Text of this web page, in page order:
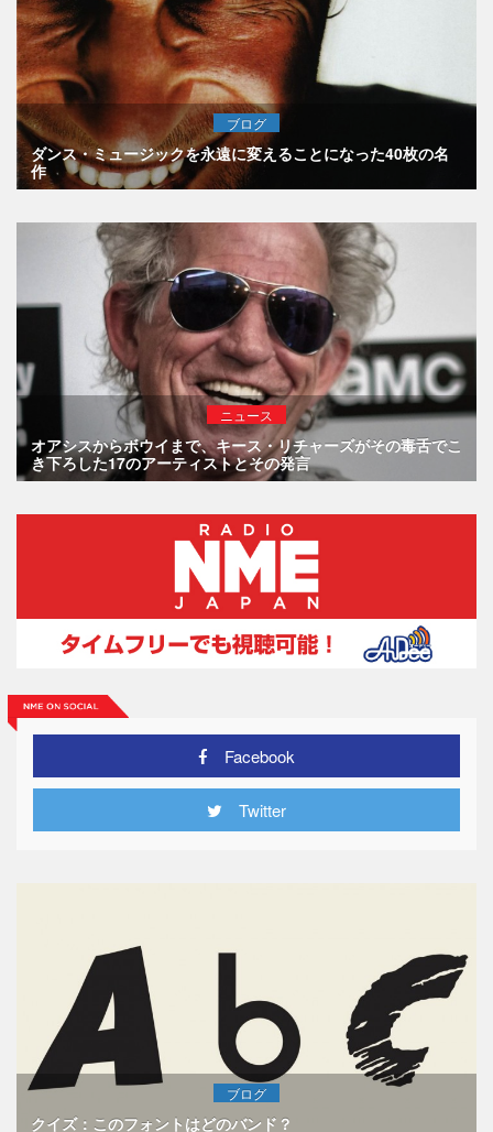
ブログ
ダンス・ミュージックを永遠に変えることになった40枚の名
作
ニュース
オアシスからボウイまで、キース・リチャーズがその毒舌でこ
き下ろした17のアーティストとその発言
Facebook
Twitter
ブログ
クイズ：このフォントはどのバンド？